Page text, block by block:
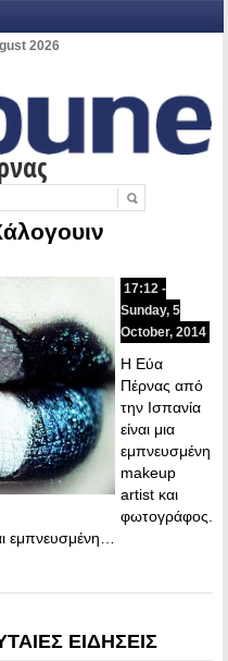
2026
17:12 -
Sunday, 5
October, 2014
Η Εύα
Πέρνας από
την Ισπανία
είναι μια
εμπνευσμένη
makeup
artist και
φωτογράφος.
εμπνευσμένη…
ΕΙΔΗΣΕΙΣ